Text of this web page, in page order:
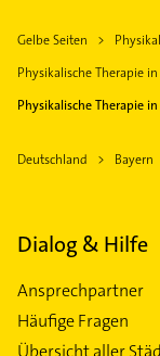
Gelbe Seiten
Physikalische Therapie
Physikalische Therapie
Deutschland Bayern
Dialog & Hilfe
Ansprechpartner
Häufige Fragen
Übersicht aller